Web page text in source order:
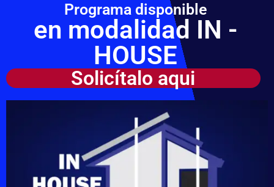
Programa disponible
en modalidad IN -
HOUSE
Solicítalo aqui